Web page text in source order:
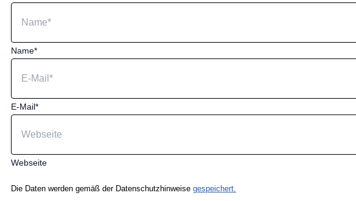
Name*
E-Mail*
Webseite
Die Daten werden gemäß der Datenschutzhinweise gespeichert.